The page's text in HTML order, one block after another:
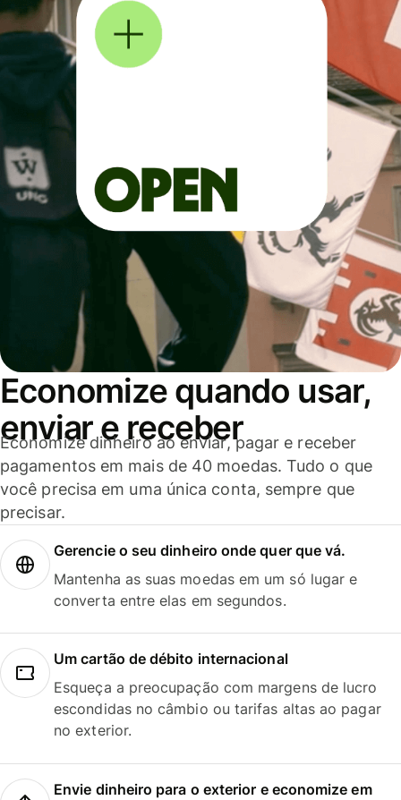
Economize quando usar,
enviar e receber
Economize dinheiro ao enviar, pagar e receber
pagamentos em mais de 40 moedas. Tudo o que
você precisa em uma única conta, sempre que
precisar.
Gerencie o seu dinheiro onde quer que vá.
Mantenha as suas moedas em um só lugar e
converta entre elas em segundos.
Um cartão de débito internacional
Esqueça a preocupação com margens de lucro
escondidas no câmbio ou tarifas altas ao pagar
no exterior.
Envie dinheiro para o exterior e economize em